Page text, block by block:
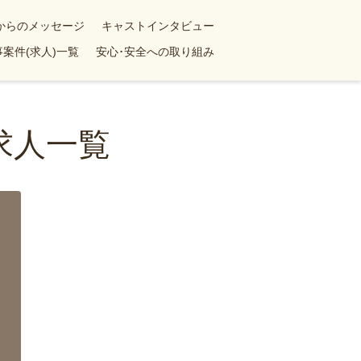
らのメッセージ
キャストインタビュー
案件(求人)一覧 安心･安全への取り組み
人一覧